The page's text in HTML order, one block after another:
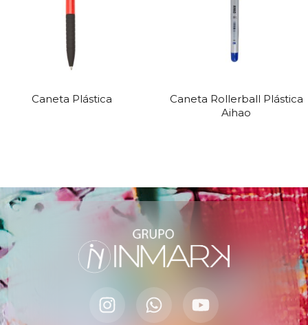
Caneta Plástica
Caneta Rollerball Plástica
Aihao